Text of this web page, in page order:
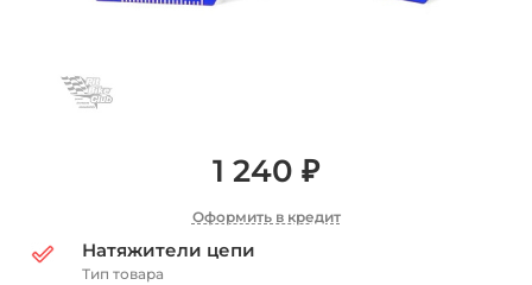
1 240 ₽
Оформить в кредит
Натяжители цепи
Тип товара